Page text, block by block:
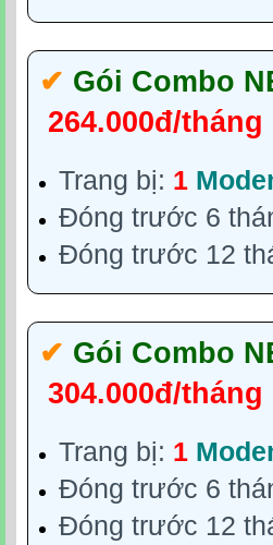
✔‎ Gói Combo
264.000đ/tháng
Trang bị: 1
Đóng trước 6
Đóng trước 12
✔‎ Gói Combo
304.000đ/tháng
Trang bị: 1
Đóng trước 6
Đóng trước 12